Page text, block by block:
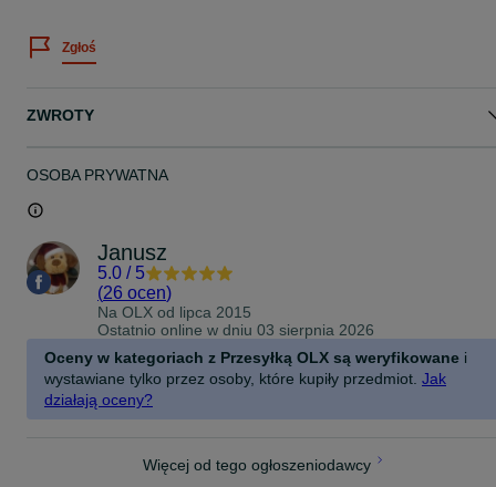
Zgłoś
ZWROTY
OSOBA PRYWATNA
Janusz
5.0 / 5
(26 ocen)
Na OLX od lipca 2015
Ostatnio online w dniu 03 sierpnia 2026
Oceny w kategoriach z Przesyłką OLX są weryfikowane i
wystawiane tylko przez osoby, które kupiły przedmiot. Jak
działają oceny?
Więcej od tego ogłoszeniodawcy